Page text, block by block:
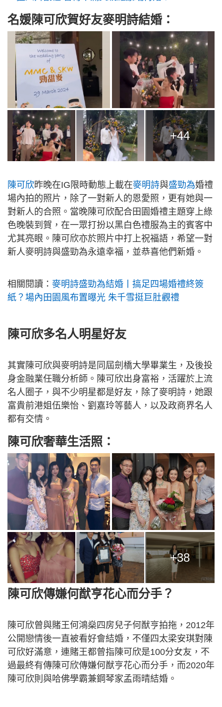
名媛陳可欣賀好友麥明詩結婚：
+44
陳可欣昨晚在IG限時動態上載在麥明詩與盛勁為婚禮
場內拍的照片，除了一對新人的恩愛照，更有她與一
對新人的合照。當晚陳可欣配合田園婚禮主題穿上綠
色晚裝到賀，在一眾打扮以黑白色禮服為主的賓客中
尤其亮眼。陳可欣亦於照片中打上祝福語，希望一對
新人麥明詩與盛勁為永遠幸福，並恭喜他們新婚。
相關閱讀： 麥明詩盛勁為結婚丨搞足四場婚禮終簽
紙？場內田園風布置曝光 朱千雪挺巨肚觀禮
陳可欣多名人明星好友
其實陳可欣與麥明詩是同屆劍橋大學畢業生，及後投
身金融業任職分析師。陳可欣出身富裕，活躍於上流
名人圈子，與不少明星都是好友，除了麥明詩，她跟
富貴前港姐伍樂怡、劉嘉玲等藝人，以及政商界名人
都有交情。
陳可欣奢華生活照：
+38
陳可欣傳嫌何猷亨花心而分手？
陳可欣曾與賭王何鴻燊四房兒子何猷亨拍拖，2012年
公開戀情後一直被看好會結婚，不僅四太梁安琪對陳
可欣好滿意，連賭王都曾指陳可欣是100分女友，不
過最終有傳陳可欣傳嫌何猷亨花心而分手，而2020年
陳可欣則與哈佛學霸兼鋼琴家孟雨晴結婚。